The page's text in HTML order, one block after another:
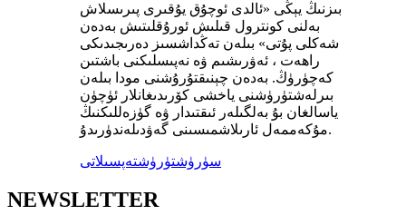
بىزنىڭ يېڭى «ئالدى ئوچۇق يۇقىرى پىرىسلاش
بەلنى كونترول قىلىش ئورۇقلىتىش بەدەن
شەكلى پۇتى» بىلەن تەڭداشسىز دەرىجىدىكى
راھەت ، ئەۋرىشىم ۋە نەپىسلىكنى باشتىن
كەچۈرۈڭ. بەدەن چېنىقتۇرۇشنى مودا بىلەن
بىرلەشتۈرۈشنى ياخشى كۆرىدىغانلار ئۈچۈن
ياسالغان بۇ بەلگىلەر ئىقتىدار ۋە گۈزەللىكنىڭ
مۇكەممەل ئارىلاشمىسىنى گەۋدىلەندۈرىدۇ.
سۈرۈشتۈرۈشتەپسىلاتى
NEWSLETTER